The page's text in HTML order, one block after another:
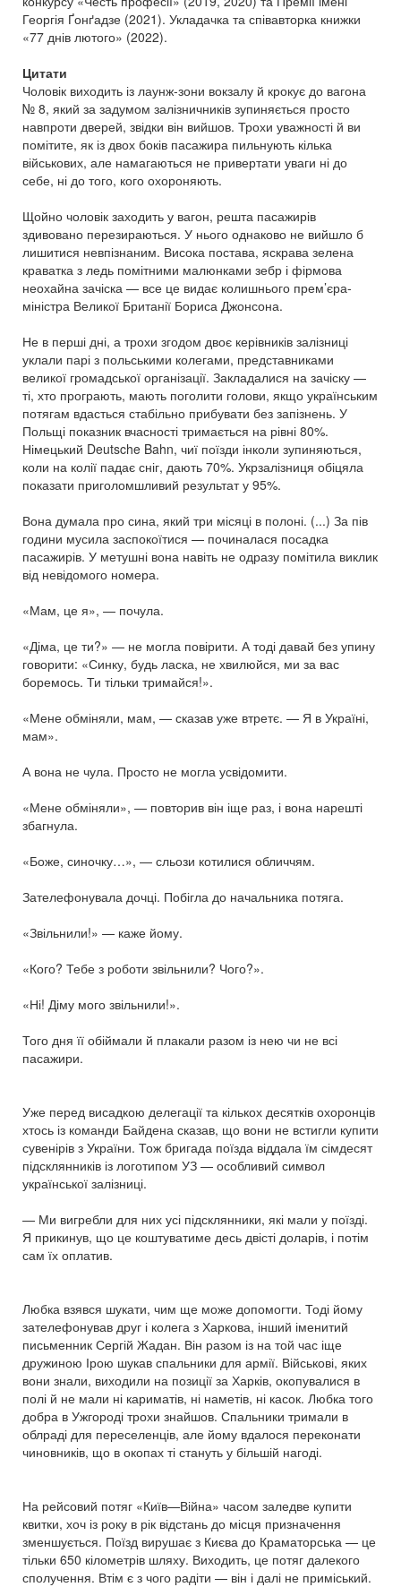
Георгія Ґонґадзе (2021). Укладачка та співавторка книжки
«77 днів лютого» (2022).
Цитати
Чоловік виходить із лаунж-зони вокзалу й крокує до вагона
№ 8, який за задумом залізничників зупиняється просто
навпроти дверей, звідки він вийшов. Трохи уважності й ви
помітите, як із двох боків пасажира пильнують кілька
військових, але намагаються не привертати уваги ні до
себе, ні до того, кого охороняють.
Щойно чоловік заходить у вагон, решта пасажирів
здивовано перезираються. У нього однаково не вийшло б
лишитися невпізнаним. Висока постава, яскрава зелена
краватка з ледь помітними малюнками зебр і фірмова
неохайна зачіска — все це видає колишнього прем’єра-
міністра Великої Британії Бориса Джонсона.
Не в перші дні, а трохи згодом двоє керівників залізниці
уклали парі з польськими колегами, представниками
великої громадської організації. Закладалися на зачіску —
ті, хто програють, мають поголити голови, якщо українським
потягам вдасться стабільно прибувати без запізнень. У
Польщі показник вчасності тримається на рівні 80%.
Німецький Deutsche Bahn, чиї поїзди інколи зупиняються,
коли на колії падає сніг, дають 70%. Укрзалізниця обіцяла
показати приголомшливий результат у 95%.
Вона думала про сина, який три місяці в полоні. (...) За пів
години мусила заспокоїтися — починалася посадка
пасажирів. У метушні вона навіть не одразу помітила виклик
від невідомого номера.
«Мам, це я», — почула.
«Діма, це ти?» — не могла повірити. А тоді давай без упину
говорити: «Синку, будь ласка, не хвилюйся, ми за вас
боремось. Ти тільки тримайся!».
«Мене обміняли, мам, — сказав уже втретє. — Я в Україні,
мам».
А вона не чула. Просто не могла усвідомити.
«Мене обміняли», — повторив він іще раз, і вона нарешті
збагнула.
«Боже, синочку…», — сльози котилися обличчям.
Зателефонувала дочці. Побігла до начальника потяга.
«Звільнили!» — каже йому.
«Кого? Тебе з роботи звільнили? Чого?».
«Ні! Діму мого звільнили!».
Того дня її обіймали й плакали разом із нею чи не всі
пасажири.
Уже перед висадкою делегації та кількох десятків охоронців
хтось із команди Байдена сказав, що вони не встигли купити
сувенірів з України. Тож бригада поїзда віддала їм сімдесят
підсклянників із логотипом УЗ — особливий символ
української залізниці.
— Ми вигребли для них усі підсклянники, які мали у поїзді.
Я прикинув, що це коштуватиме десь двісті доларів, і потім
сам їх оплатив.
Любка взявся шукати, чим ще може допомогти. Тоді йому
зателефонував друг і колега з Харкова, інший іменитий
письменник Сергій Жадан. Він разом із на той час іще
дружиною Ірою шукав спальники для армії. Військові, яких
вони знали, виходили на позиції за Харків, окопувалися в
полі й не мали ні кариматів, ні наметів, ні касок. Любка того
добра в Ужгороді трохи знайшов. Спальники тримали в
облраді для переселенців, але йому вдалося переконати
чиновників, що в окопах ті стануть у більшій нагоді.
На рейсовий потяг «Київ—Війна» часом заледве купити
квитки, хоч із року в рік відстань до місця призначення
зменшується. Поїзд вирушає з Києва до Краматорська — це
тільки 650 кілометрів шляху. Виходить, це потяг далекого
сполучення. Втім є з чого радіти — він і далі не приміський.